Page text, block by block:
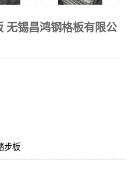
无锡昌鸿钢格板有限公
步板